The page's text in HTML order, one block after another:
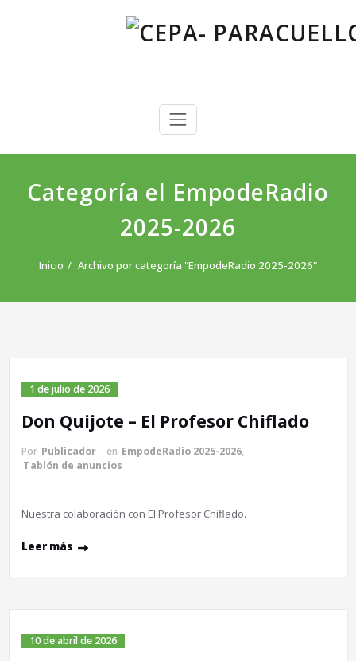
CEPA- PARACUELLOS DE JARAMA
Categoría el EmpodeRadio
2025-2026
Inicio Archivo por categoría "EmpodeRadio 2025-2026"
1 de julio de 2026
Don Quijote – El Profesor Chiflado
Por Publicador en EmpodeRadio 2025-2026,
Tablón de anuncios
Nuestra colaboración con El Profesor Chiflado.
Leer más
10 de abril de 2026